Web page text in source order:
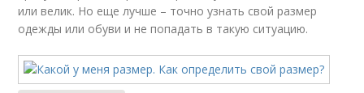
или велик. Но еще лучше – точно узнать свой размер
одежды или обуви и не попадать в такую ситуацию.